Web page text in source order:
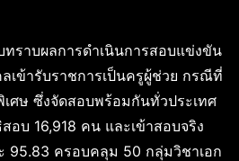
ราบผลการดำเนินการสอบแข่งขัน
เข้ารับราชการเป็นครูผู้ช่วย กรณีที่
ศษ ซึ่งจัดสอบพร้อมกันทั่วประเทศ
บ 16,918 คน และเข้าสอบจริง
95.83 ครอบคลุม 50 กลุ่มวิชาเอก